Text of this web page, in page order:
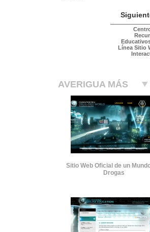
Línea Sitio
AVERIGUA MÁS
Sitio Web Oficial de un
Drogas